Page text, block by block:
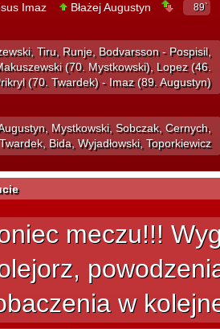
Imaz Błażej Augustyn 89`
Tiru, Runje, Bodvarsson - Pospisil,
(70. Mystkowski), Lopez (46.
(70. Twardek) - Imaz (89. Augustyn)
Mystkowski, Sobczak, Cernych,
Twardek, Bida, Wyjadłowski, Toporkiewicz
meczu!!!
w